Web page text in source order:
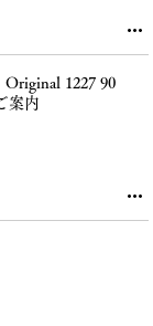
1227 90
案内